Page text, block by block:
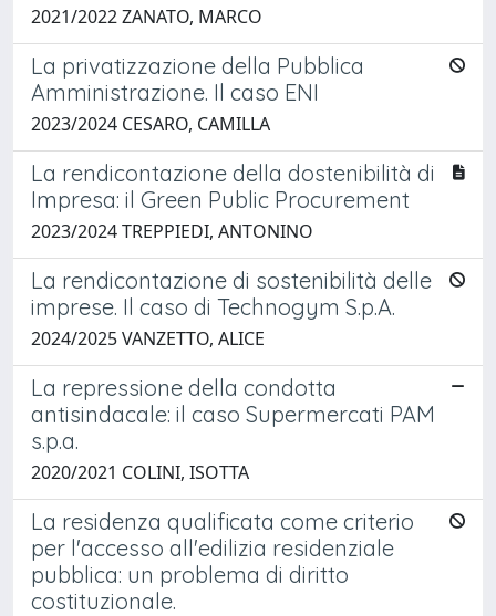
2021/2022 ZANATO, MARCO
La privatizzazione della Pubblica
Amministrazione. Il caso ENI
2023/2024 CESARO, CAMILLA
La rendicontazione della dostenibilità di
Impresa: il Green Public Procurement
2023/2024 TREPPIEDI, ANTONINO
La rendicontazione di sostenibilità delle
imprese. Il caso di Technogym S.p.A.
2024/2025 VANZETTO, ALICE
La repressione della condotta
antisindacale: il caso Supermercati PAM
s.p.a.
2020/2021 COLINI, ISOTTA
La residenza qualificata come criterio
per l'accesso all'edilizia residenziale
pubblica: un problema di diritto
costituzionale.